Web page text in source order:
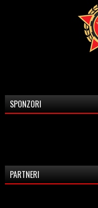
SPONZORI
PARTNERI